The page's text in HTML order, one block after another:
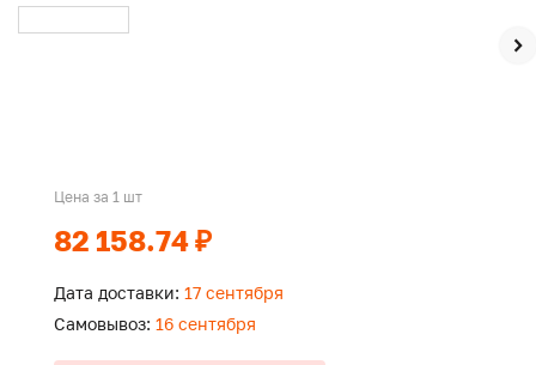
Цена за 1 шт
82 158.74 ₽
Дата доставки: 17 сентября
Самовывоз: 16 сентября